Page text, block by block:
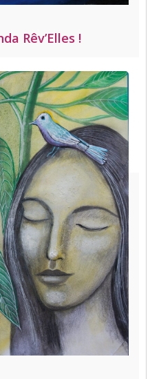
Rêv’Elles !